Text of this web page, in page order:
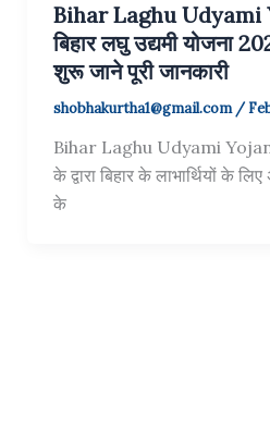
Bihar Laghu Udyami
बिहार लघु उद्यमी योजना
शुरू जाने पूरी जानकारी
shobhakurtha1@gmail.com /
Bihar Laghu Udyami
के द्वारा बिहार के लाभार्थियों के
के